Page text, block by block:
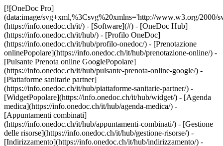
[![OneDoc Pro](data:image/svg+xml,%3Csvg%20xmlns='http://www.w3.org/2000/svg'%20viewBox='0%200%20110%2021'%3E%3C/svg%3E)](https://info.onedoc.ch/it/) - [Software](#) - [OneDoc Hub](https://info.onedoc.ch/it/hub/) - [Profilo OneDoc](https://info.onedoc.ch/it/hub/profilo-onedoc/) - [Prenotazione onlinePopolare](https://info.onedoc.ch/it/hub/prenotazione-online/) - [Pulsante Prenota online GooglePopolare](https://info.onedoc.ch/it/hub/pulsante-prenota-online-google/) - [Piattaforme sanitarie partner](https://info.onedoc.ch/it/hub/piattaforme-sanitarie-partner/) - [WidgetPopolare](https://info.onedoc.ch/it/hub/widget/) - [Agenda medica](https://info.onedoc.ch/it/hub/agenda-medica/) - [Appuntamenti combinati](https://info.onedoc.ch/it/hub/appuntamenti-combinati/) - [Gestione delle risorse](https://info.onedoc.ch/it/hub/gestione-risorse/) - [Indirizzamento](https://info.onedoc.ch/it/hub/indirizzamento/) - [Promemoria SMSNovità](https://info.onedoc.ch/it/hub/promemoria-sms/) - [Email di conferma](https://info.onedoc.ch/it/hub/email-conferma/) - [Note di consultazione](https://info.onedoc.ch/it/hub/note-di-consultazione/) - [Promemoria SMS di follow-up](https://info.onedoc.ch/it/hub/promemoria-sms-follow-up/) - [OneDoc Invoice](https://info.onedoc.ch/it/invoice/) - [Tariffa 590Popolare](https://info.onedoc.ch/it/invoice/tariffa-590/) - [Tariffa fisioPopolare](https://info.onedoc.ch/it/invoice/tariffa-fisio/) - [PsyTarif (581/582)Novità](https://info.onedoc.ch/it/invoice/psytarif/) - [Tariffa Swiss Dental Hygienist (SDH)](https://info.onedoc.ch/it/invoice/tariffa-sdh/) - [Tariffa 595In arrivo](https://info.onedoc.ch/it/tariffa-595/) - [Covercard](https://info.onedoc.ch/it/invoice/covercard/) - [Fattura QR](https://info.onedoc.ch/it/invoice/fattura-qr/) - [Invio sicuro al paziente (TG)](https://info.onedoc.ch/it/invoice/fatture-terzi-garanti/) - [Invio diretto all’assicurazione (TP)](https://info.onedoc.ch/it/invoice/terzi-paganti/) - [Promemoria di pagamento](https://info.onedoc.ch/it/invoice/solleciti-pagamento/) - [Riconcilio dei pagamenti](https://info.onedoc.ch/it/invoice/riconciliazione-automatica/) - [Chiusure contabili](https://info.onedoc.ch/it/invoice/chiusure-contabili/) - [Dichiarazione IVA](https://info.onedoc.ch/it/invoice/dichiarazione-iva/) - [Statistiche](https://info.onedoc.ch/it/invoice/statistiche/) - [Emma: Assistente telefonica IALancio](https://info.onedoc.ch/it/emma-assistente-telefonica/) - [OneDoc InboxLancio](https://info.onedoc.ch/it/inbox/) - [Richieste di farmaciNovità](https://info.onedoc.ch/it/inbox/richiesta-farmaci/) - [OneDoc LinkNovità](https://info.onedoc.ch/it/link/) - [OneDoc Visio](https://info.onedoc.ch/it/visio/) - [Badge videoconsulto](https://info.onedoc.ch/it/visio/badge-videoconsulto/) - [Modulo di videoconsultoPopolare](https://info.onedoc.ch/it/visio/modulo-videoconsulto/) - [Condividi lo schermo](https://info.onedoc.ch/it/visio/condivisione-schermo/) - [Videoconsulto sfondo](https://info.onedoc.ch/it/visio/sfondo-videoconsulto/) - [Video e audio controllo](https://info.onedoc.ch/it/visio/controllo-audio-video/) - [Soluzioni](#) - [Le tue esigenze](https://info.onedoc.ch/it/esigenze/) - [Aumenta la visibilità del tuo studio](https://info.onedoc.ch/it/esigenze/migliorare-la-vostra-visibilita/) - [Porta più nuovi pazienti nel tuo studio](https://info.onedoc.ch/it/esigenze/porta-nuovi-pazienti/) - [Fidelizza i tuoi pazientiPopolare](https://info.onedoc.ch/it/esigenze/fidelizza-i-tuoi-pazienti/) - [Automatizza il follow-up dei pazienti che già segui](https://info.onedoc.ch/it/esigenze/follow-up-pazienti-gia-segui/) - [Gestisci flussi di appuntamenti complessi](https://info.onedoc.ch/it/esigenze/gestisci-appuntamenti-complessi/) - [Fidelizza i pazienti nel tuo network](https://info.onedoc.ch/it/esigenze/tieni-pazienti-network/) - [Indirizza facilmente i tuoi pazientiPopolare](https://info.onedoc.ch/it/esigenze/indirizzate-pazienti/) - [Ricevi indirizzamenti qualificati](https://info.onedoc.ch/it/esigenze/ricevi-indirizzamenti-qualificati/) - [Riduci il numero di appuntamenti mancatiPopolare](https://info.onedoc.ch/it/esigenze/riduci-appuntamenti-mancati/) - [Gestisci più richieste dei pazienti](https://info.onedoc.ch/it/esigenze/gestisci-piu-richieste-pazienti/) - [Riduci il numero di telefonate entrantiPopolare](https://info.onedoc.ch/it/esigenze/ridurre-le-chiamate/) - [Resta in contatto con i tuoi pazienti](https://info.onedoc.ch/it/esigenze/resta-in-contatto-con-teleconsultation/) - [Crea e gestisci le tue fatture](https://info.onedoc.ch/it/esigenze/crea-fatture-conformi/) - [La tua specialità](https://info.onedoc.ch/it/specialita/) - [Medico generico](https://info.onedoc.ch/it/specialita/medico-generico/) - [Medico specialista](https://info.onedoc.ch/it/specialita/medico-specialista/) - [Dentista](https://info.onedoc.ch/it/specialita/medico-dentista/) - [Igienista dentale](https://info.onedoc.ch/it/specialita/igienista-dentale/) - [FisioterapistaPopolare](https://info.onedoc.ch/it/specialita/fisioterapista/) - [Terapista](https://info.onedoc.ch/it/specialita/terapista/) - [Psicologo](https://info.onedoc.ch/it/specialita/psicologo/) - [Psicoterapisti](https://info.onedoc.ch/it/specialita/psicoterapisti/) - [Oculista](https://info.onedoc.ch/it/specialita/oculista/) - [Dermatologo](https://info.onedoc.ch/it/specialita/dermatologo/) - [Pediatra](https://info.onedoc.ch/it/specialita/pediatra/) - [Ginecologo](https://info.onedoc.ch/it/specialita/ginecologo/) - [Medico estetico](https://info.onedoc.ch/it/specialita/medico-estetico/) - [La tua struttura sanitaria](https://info.onedoc.ch/it/specialita/) - [Centro medico](https://info.onedoc.ch/it/specialita/centro-medico/) - [Ospedale](https://info.onedoc.ch/it/specialita/ospedale/) - [Farmacia](https://info.onedoc.ch/it/specialita/farmacia/) - [Centro di diagnostica per immagini](https://info.onedoc.ch/it/specialita/centro-diagnostica-per-immagini/) - [Laboratorio di analisi mediche](https://info.onedoc.ch/it/specialita/laboratori-di-analisi-mediche/) - [Audioprotesista](https://info.onedoc.ch/it/specialita/audioprotesista/) - [Ottico](https://info.onedoc.ch/it/specialita/ottico/) - [Connettore](#) - [A-D](#) - [Aeskulap](https://info.onedoc.ch/it/connettore/aeskulap/) - [amétiq siMed](https://info.onedoc.ch/it/connettore/ametiq-simed/) - [Axenita](https://info.onedoc.ch/it/connettore/axenita-axonlab/) - [Carefolio](https://info.onedoc.ch/it/connettore/carefolio/) - [curaMED](https://info.onedoc.ch/it/connettore/curamed/) - [Delemed](https://info.onedoc.ch/it/connettore/delemed/) - [DentaGest](https://info.onedoc.ch/it/connettore/dentagest/) - [Denteo](https://info.onedoc.ch/it/connettore/denteo/) - [E-G](#) - [E-Medicus](https://info.onedoc.ch/it/connettore/e-medicus/) - [E-PAT](https://info.onedoc.ch/it/connettore/e-pat/) - [ElexisNovità](https://info.onedoc.ch/it/connettore/elexis/) - [ePaad](https://info.onedoc.ch/it/connettore/epaad/) - [ePhysio](https://info.onedoc.ch/it/connettore/ephysio/) - [ergodent](https://info.onedoc.ch/it/connettore/ergodent/) - [Eyesoft](https://info.onedoc.ch/it/connettore/eyesoft/) - [Google Calendar](https://info.onedoc.ch/it/connettore/google-calendar/) - [H-M](#) - [Handylife](https://info.onedoc.ch/it/connettore/handy-patients/) - [Hexabit Luna](https://info.onedoc.ch/it/connettore/hexabit-luna/) - [ifaNovità](https://info.onedoc.ch/it/connettore/ifa/) - [KISIM](https://info.onedoc.ch/it/connettore/cistec-kisim/) - [Liris](https://info.onedoc.ch/it/connettore/liris/) - [Medes](https://info.onedoc.ch/it/connettore/medes/) - [MediCloud](https://info.onedoc.ch/it/connettore/medicloud/) - [MediOnline](https://info.onedoc.ch/it/connettore/medionline-cassa-dei-medici/) - [Mediway](https://info.onedoc.ch/it/connettore/mediway/) - [N-Q](#) - [NereidaNovità](https://info.onedoc.ch/it/connettore/nereida/) - [NEXUS](https://info.onedoc.ch/it/connettore/nexus/) - [Oplus](https://info.onedoc.ch/it/connettore/oplus/) - [Outlook](https://info.onedoc.ch/it/connettore/outlook/) - [PhysioApp](https://info.onedoc.ch/it/connettore/physioapp/) - [Polavis](https://info.onedoc.ch/it/connettore/polavis/) - [Polypoint](https://info.onedoc.ch/it/connettore/polypoint/) - [ProPharma](https://info.onedoc.ch/it/connettore/propharma/) - [PraxinovaNovità](https://info.onedoc.ch/it/connettore/praxinova/) - [Pulse Medica](https://info.onedoc.ch/it/connettore/pulse-medica/) - [R-Z](#) - [RockethealthNovità](https://info.onedoc.ch/it/connettore/rockethealth/) - [SOFTplus](https://info.onedoc.ch/it/connettore/softplus/) - [Sokle](https://info.onedoc.ch/it/connettore/sokle/) - [tomedoNovità](https://info.onedoc.ch/it/connettore/tomedo/) - [Vitomed](https://info.onedoc.ch/it/connettore/vitomed-vitodata/) - [WinLogie](https://info.onedoc.ch/it/connettore/winlogie/) - [WinMed](https://info.onedoc.ch/it/connettore/winmed/) - [ZaWin](https://info.onedoc.ch/it/connettore/zawin/) - [Vedi tutti i nostri connettori](https://info.onedoc.ch/it/connettore/) - [Risorse](#) - [Informazioni su OneDoc](#) - [Nostra missione](https://info.onedoc.ch/it/nostra-missione/) - [Media](https://info.onedoc.ch/it/media/) - [Blog](https://info.onedoc.ch/it/blog/) - [Medici di base](https://info.onedoc.ch/it/blog/medici/) - [Dentisti](https://info.onedoc.ch/it/blog/dentisti/) - [Igienisti dentali](https://info.onedoc.ch/it/blog/igienisti-dentali/) - [Pediatri](https://info.onedoc.ch/it/b